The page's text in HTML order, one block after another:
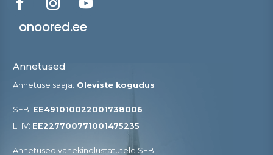
onoored.ee
Annetused
Annetuse saaja: Oleviste kogudus
SEB: EE491010022001738006
LHV: EE227700771001475235
Annetused vähekindlustatutele SEB​: